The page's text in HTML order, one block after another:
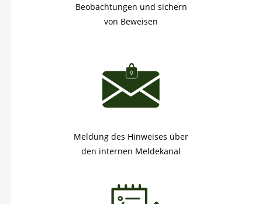
Beobachtungen und sichern
von Beweisen
Meldung des Hinweises über
den internen Meldekanal